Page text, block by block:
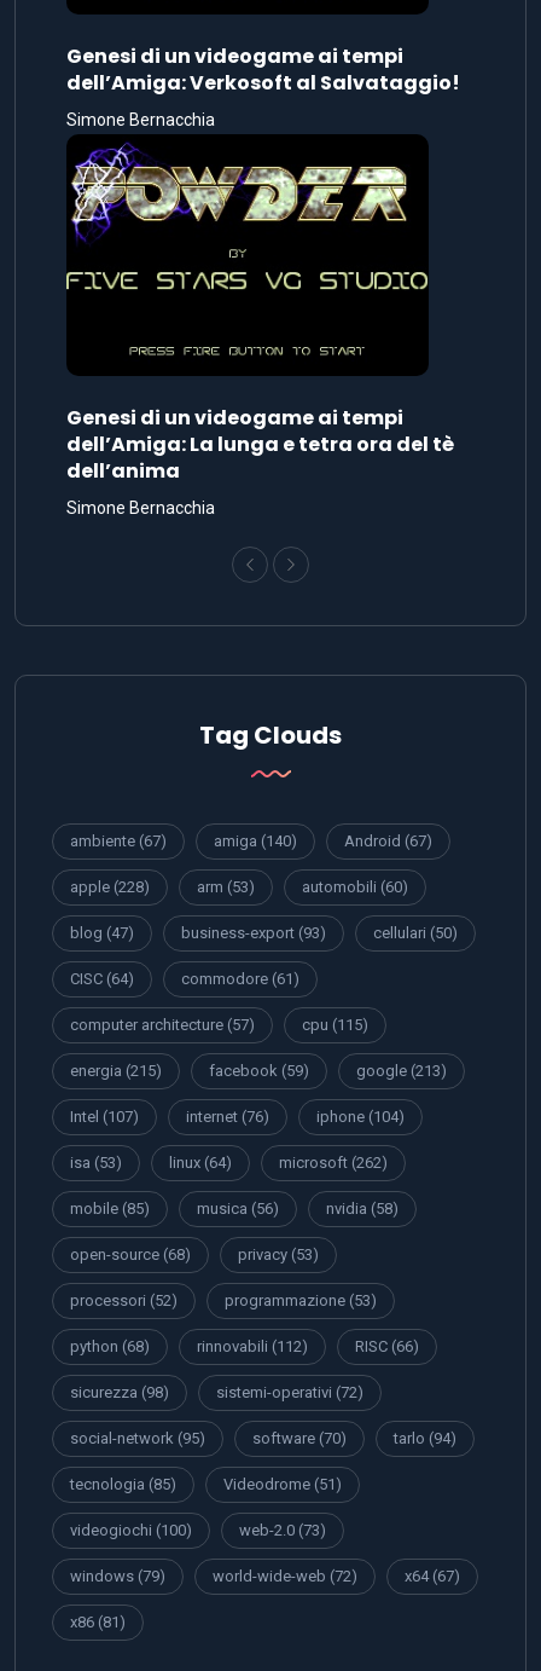
Genesi di un videogame ai tempi
dell’Amiga: Verkosoft al Salvataggio!
Simone Bernacchia
Genesi di un videogame ai tempi
dell’Amiga: La lunga e tetra ora del tè
dell’anima
Simone Bernacchia
Tag Clouds
ambiente (67) amiga (140) Android (67)
apple (228) arm (53) automobili (60)
blog (47) business-export (93) cellulari (50)
CISC (64) commodore (61)
computer architecture (57) cpu (115)
energia (215) facebook (59) google (213)
Intel (107) internet (76) iphone (104)
isa (53) linux (64) microsoft (262)
mobile (85) musica (56) nvidia (58)
open-source (68) privacy (53)
processori (52) programmazione (53)
python (68) rinnovabili (112) RISC (66)
sicurezza (98) sistemi-operativi (72)
social-network (95) software (70) tarlo (94)
tecnologia (85) Videodrome (51)
videogiochi (100) web-2.0 (73)
windows (79) world-wide-web (72) x64(67)
x86 (81)